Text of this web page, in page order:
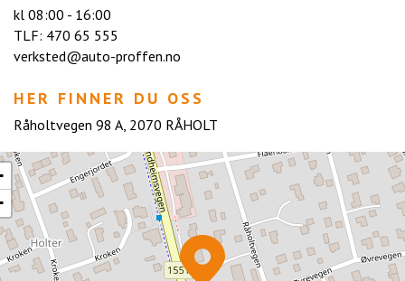
kl 08:00 - 16:00
TLF: 470 65 555
verksted@auto-proffen.no
HER FINNER DU OSS
Råholtvegen 98 A, 2070 RÅHOLT